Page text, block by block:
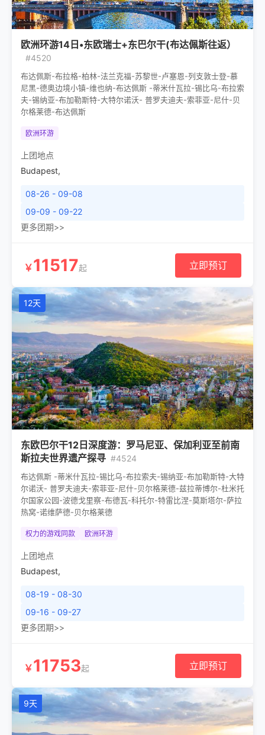
欧洲环游14日•东欧瑞士+东巴尔干(布达佩斯往返）
#4520
布达佩斯-布拉格-柏林-法兰克福-苏黎世-卢塞恩-列支敦士登-慕
尼黑-德奥边境小镇-维也纳-布达佩斯 -蒂米什瓦拉-锡比乌-布拉索
夫-锡纳亚-布加勒斯特-大特尔诺沃- 普罗夫迪夫-索菲亚-尼什-贝
尔格莱德-布达佩斯
欧洲环游
上团地点
Budapest,
08-26 - 09-08
09-09 - 09-22
更多团期>>
￥11517起 立即预订
12天
东欧巴尔干12日深度游：罗马尼亚、保加利亚至前南
斯拉夫世界遗产探寻 #4524
布达佩斯 -蒂米什瓦拉-锡比乌-布拉索夫-锡纳亚-布加勒斯特-大特
尔诺沃- 普罗夫迪夫-索菲亚-尼什-贝尔格莱德-兹拉蒂博尔-杜米托
尔国家公园-波德戈里察-布德瓦-科托尔-特雷比涅-莫斯塔尔-萨拉
热窝-诺维萨德-贝尔格莱德
权力的游戏同款 欧洲环游
上团地点
Budapest,
08-19 - 08-30
09-16 - 09-27
更多团期>>
￥11753起 立即预订
9天